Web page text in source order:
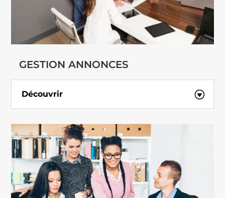
GESTION ANNONCES
Découvrir